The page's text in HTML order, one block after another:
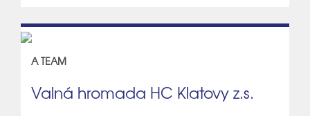
A TEAM
Valná hromada HC Klatovy z.s.